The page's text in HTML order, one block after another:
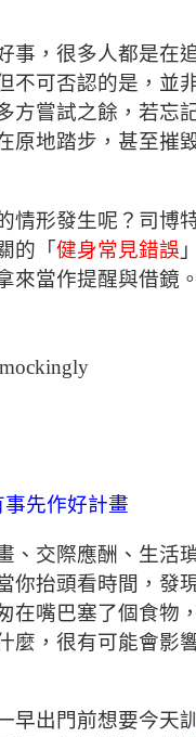
事，很多人都是在
不可否認的是，並
方嘗試之餘，若忘
原地踏步，甚至摧
情形發生呢？司博
的「健身常見錯誤
來當作提醒與借鏡。
先作好計畫
、交際應酬、生活
你抬頭看時間，發
在嘴巴塞了個食物
麼，很有可能會影
早出門前想要今天